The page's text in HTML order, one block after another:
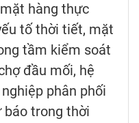
hàng thực
tố thời tiết, mặt
tầm kiểm soát
đầu mối, hệ
phân phối
báo trong thời